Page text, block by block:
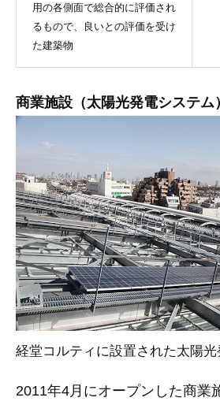
用の各側面で総合的に評価され
るもので、良いとの評価を受け
た建築物
商業施設（太陽光発電システム）
経堂コルティに設置された太陽光
2011年4月にオープンした商業